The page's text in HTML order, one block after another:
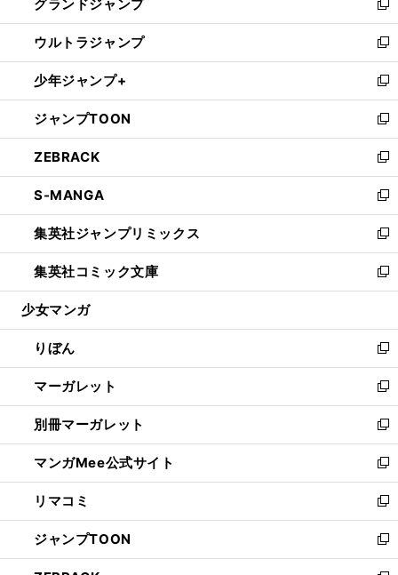
で
開
く
ド
ウ
で
開
く
ィ
ン
ド
ウ
で
開
く
い
ウ
ィ
ン
ド
ウ
で
開
く
グランドジャンプ
新
し
い
ウ
ィ
ン
ド
ウ
で
開
く
ウルトラジャンプ
新
し
い
ウ
ィ
ン
ド
ウ
で
開
く
少年ジャンプ+
新
し
い
ウ
ィ
ン
ド
ウ
で
開
く
ジャンプTOON
新
し
い
ウ
ィ
ン
ド
ウ
で
開
ZEBRACK
新
し
い
ウ
ィ
ン
ド
ウ
開
く
S-MANGA
新
し
い
ウ
ィ
ン
ウ
で
開
く
集英社ジャンプリミックス
新
し
い
ウ
ン
ド
ウ
で
開
く
集英社コミック文庫
新
し
ウ
ィ
ン
ド
ウ
で
開
く
少女マンガ
りぼん
新
し
い
ウ
ィ
ン
ド
ウ
で
開
く
マーガレット
新
し
い
ウ
ィ
ン
ド
ウ
で
開
別冊マーガレット
新
し
い
ウ
ィ
ン
ド
ウ
マンガMee公式サイト
新
し
い
ウ
ィ
ン
リマコミ
新
し
い
ウ
ジャンプTOON
新
し